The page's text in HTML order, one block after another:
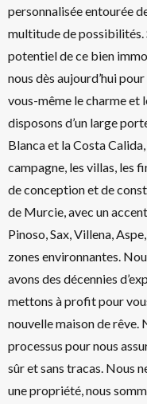
personnalisée entourée
multitude de possibilités.
potentiel de ce bien
nous dès aujourd’hui
vous-même le charme
disposons d’un large
Blanca et la Costa
campagne, les villas, les
de conception et de
de Murcie, avec un
Pinoso, Sax, Villena,
zones environnantes.
avons des décennies
mettons à profit pour
nouvelle maison de rêve.
processus pour nous
sûr et sans tracas. Nous
une propriété, nous